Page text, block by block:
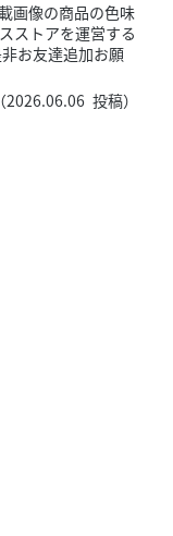
画像の商品の色味
ストアを運営する
お友達追加お願
（2026.06.06 投稿）